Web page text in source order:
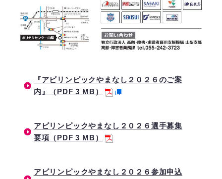
『アビリンピックやまなし２０２６のご案
内』（PDF 3 MB）
アビリンピックやまなし２０２６選手募集
要項（PDF 3 MB）
アビリンピックやまなし２０２６参加申込